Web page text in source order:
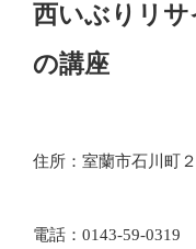
西いぶりリ
の講座
住所：室蘭市石川町
電話：0143-59-0319